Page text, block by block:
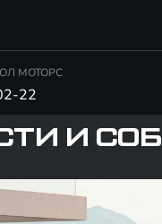
МОТОРС
22
И